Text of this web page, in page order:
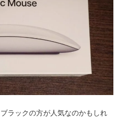
Xperia1VI Z-1
Z50II Zf Zfc
α6700 フィルムカメラ
ラックの方が人気なのかもしれ